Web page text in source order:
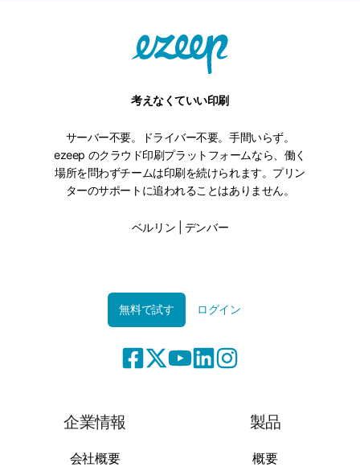
考えなくていい印刷
サーバー不要。ドライバー不要。手間いらず。
ezeep のクラウド印刷プラットフォームなら、働く
場所を問わずチームは印刷を続けられます。プリン
ターのサポートに追われることはありません。
ベルリン | デンバー
無料で試す ログイン
企業情報
会社概要
製品
概要